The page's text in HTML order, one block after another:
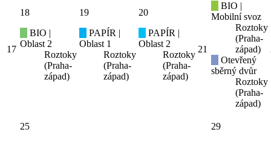
17
18
BIO |
Oblast 2
Roztoky
(Praha-
západ)
19
PAPÍR |
Oblast 1
Roztoky
(Praha-
západ)
20
PAPÍR |
Oblast 2
Roztoky
(Praha-
západ)
21
BIO |
Mobilní svoz
Roztoky
(Praha-
západ)
Otevřený
sběrný dvůr
Roztoky
(Praha-
západ)
25
29